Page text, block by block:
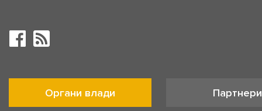
Органи влади Партнери